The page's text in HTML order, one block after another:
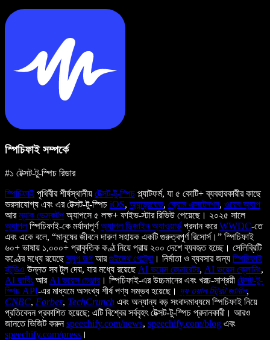
স্পিচিফাই সম্পর্কে
#১ টেক্সট-টু-স্পিচ রিডার
স্পিচিফাই পৃথিবীর শীর্ষস্থানীয় টেক্সট-টু-স্পিচ প্ল্যাটফর্ম, যা ৫ কোটি+ ব্যবহারকারীর কাছে
ভরসাযোগ্য এবং এর টেক্সট-টু-স্পিচ iOS, অ্যান্ড্রয়েড, ক্রোম এক্সটেনশন, ওয়েব অ্যাপ
আরম্যাক ডেস্কটপ অ্যাপসে ৫ লক্ষ+ ফাইভ-স্টার রিভিউ পেয়েছে। ২০২৫ সালে
অ্যাপলস্পিচিফাই-কে মর্যাদাপূর্ণঅ্যাপল ডিজাইন অ্যাওয়ার্ড প্রদান করেWWDC-তে
এবং একে বলে, “মানুষের জীবনে দারুণ সহায়ক একটি গুরুত্বপূর্ণ রিসোর্স।” স্পিচিফাই
৬০+ ভাষায় ১,০০০+ প্রাকৃতিক কণ্ঠ নিয়ে প্রায় ২০০ দেশে ব্যবহৃত হচ্ছে। সেলিব্রিটি
কণ্ঠের মধ্যে রয়েছেস্নুপ ডগ আরগুইনেথ পেল্ট্রো । নির্মাতা ও ব্যবসার জন্য স্পিচিফাই
স্টুডিও উন্নত সব টুল দেয়, যার মধ্যে রয়েছে AI ভয়েস জেনারেটর, AI ভয়েস ক্লোনিং,
AI ডাবিং আর AI ভয়েস চেঞ্জার। স্পিচিফাই-এর উচ্চমানের এবং খরচ-সাশ্রয়ী টেক্সট-টু-
স্পিচ API-এর মাধ্যমে অসংখ্য শীর্ষ পণ্য সম্ভব হয়েছে। দ্য ওয়াল স্ট্রিট জার্নাল,
CNBC, Forbes, TechCrunch এবং অন্যান্য বড় সংবাদমাধ্যমে স্পিচিফাই নিয়ে
প্রতিবেদন প্রকাশিত হয়েছে; এটি বিশ্বের সর্ববৃহৎ টেক্সট-টু-স্পিচ প্রদানকারী। আরও
জানতে ভিজিট করুনspeechify.com/news, speechify.com/blog এবং
speechify.com/press ।